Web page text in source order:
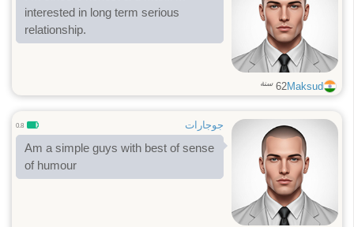
interested in long term serious
relationship.
Maksud
62 سنة
جوجارات 0.8
Am a simple guys with best of sense
of humour